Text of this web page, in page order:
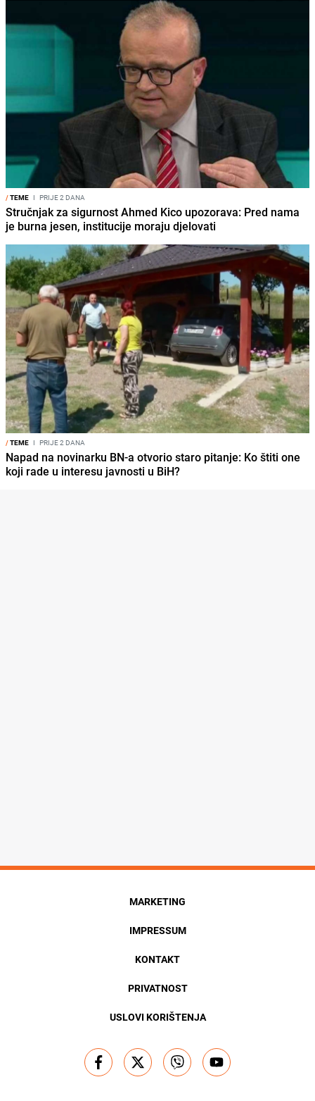
/TEME I PRIJE 2 DANA
Stručnjak za sigurnost Ahmed Kico upozorava: Pred nama
je burna jesen, institucije moraju djelovati
/TEME I PRIJE 2 DANA
Napad na novinarku BN-a otvorio staro pitanje: Ko štiti one
koji rade u interesu javnosti u BiH?
MARKETING
IMPRESSUM
KONTAKT
PRIVATNOST
USLOVI KORIŠTENJA